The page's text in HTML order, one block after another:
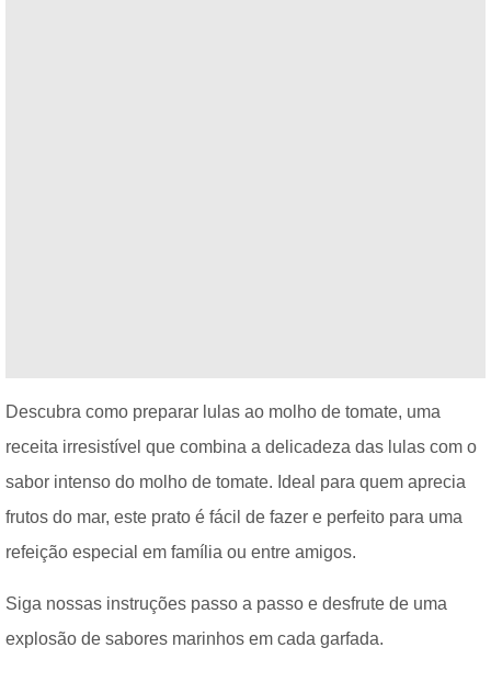
Descubra como preparar lulas ao molho de tomate, uma
receita irresistível que combina a delicadeza das lulas com o
sabor intenso do molho de tomate. Ideal para quem aprecia
frutos do mar, este prato é fácil de fazer e perfeito para uma
refeição especial em família ou entre amigos.
Siga nossas instruções passo a passo e desfrute de uma
explosão de sabores marinhos em cada garfada.